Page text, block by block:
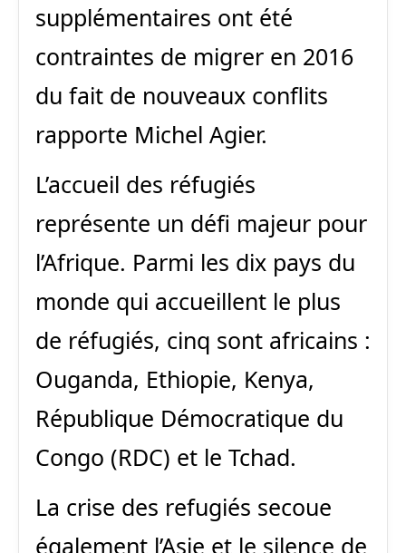
supplémentaires ont été
contraintes de migrer en 2016
du fait de nouveaux conflits
rapporte Michel Agier.
L’accueil des réfugiés
représente un défi majeur pour
l’Afrique. Parmi les dix pays du
monde qui accueillent le plus
de réfugiés, cinq sont africains :
Ouganda, Ethiopie, Kenya,
République Démocratique du
Congo (RDC) et le Tchad.
La crise des refugiés secoue
également l’Asie et le silence de